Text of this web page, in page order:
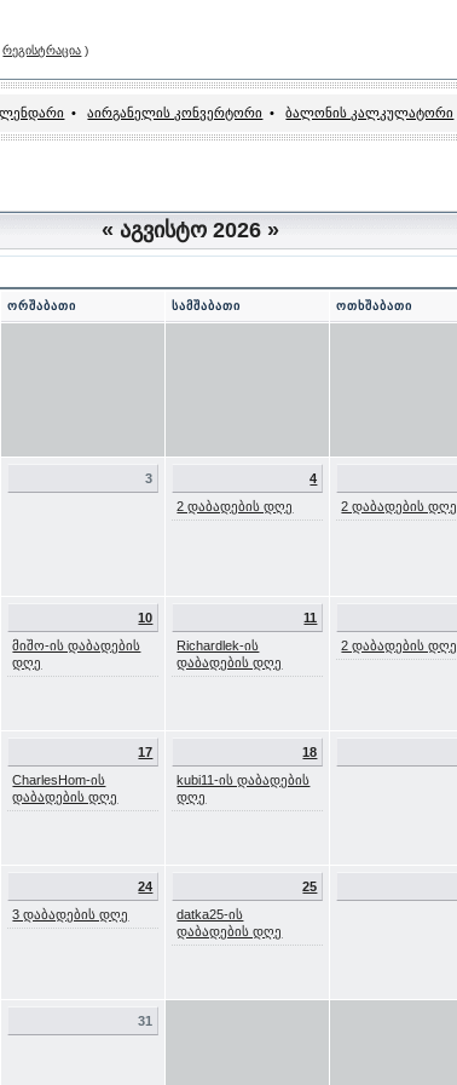
რეგისტრაცია )
• აირგანელის კონვერტორი • ბალონის კალკულატორი
« აგვისტო 2026»
ორშაბათი სამშაბათი ოთხშაბათი
3
4
2 დაბადების დღე
2 დაბადების დღე
10
მიშო-ის დაბადების
დღე
11
Richardlek-ის
დაბადების დღე
2 დაბადების დღე
17
CharlesHom-ის
დაბადების დღე
18
kubi11-ის დაბადების
დღე
24
3 დაბადების დღე
25
datka25-ის
დაბადების დღე
31